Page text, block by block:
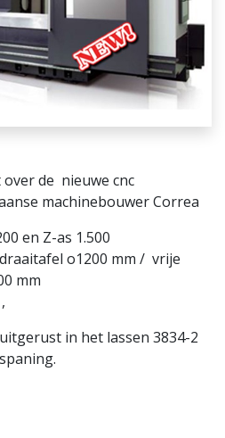
de nieuwe cnc
machinebouwer Correa
en Z-as 1.500
o1200 mm / vrije
mm
in het lassen 3834-2